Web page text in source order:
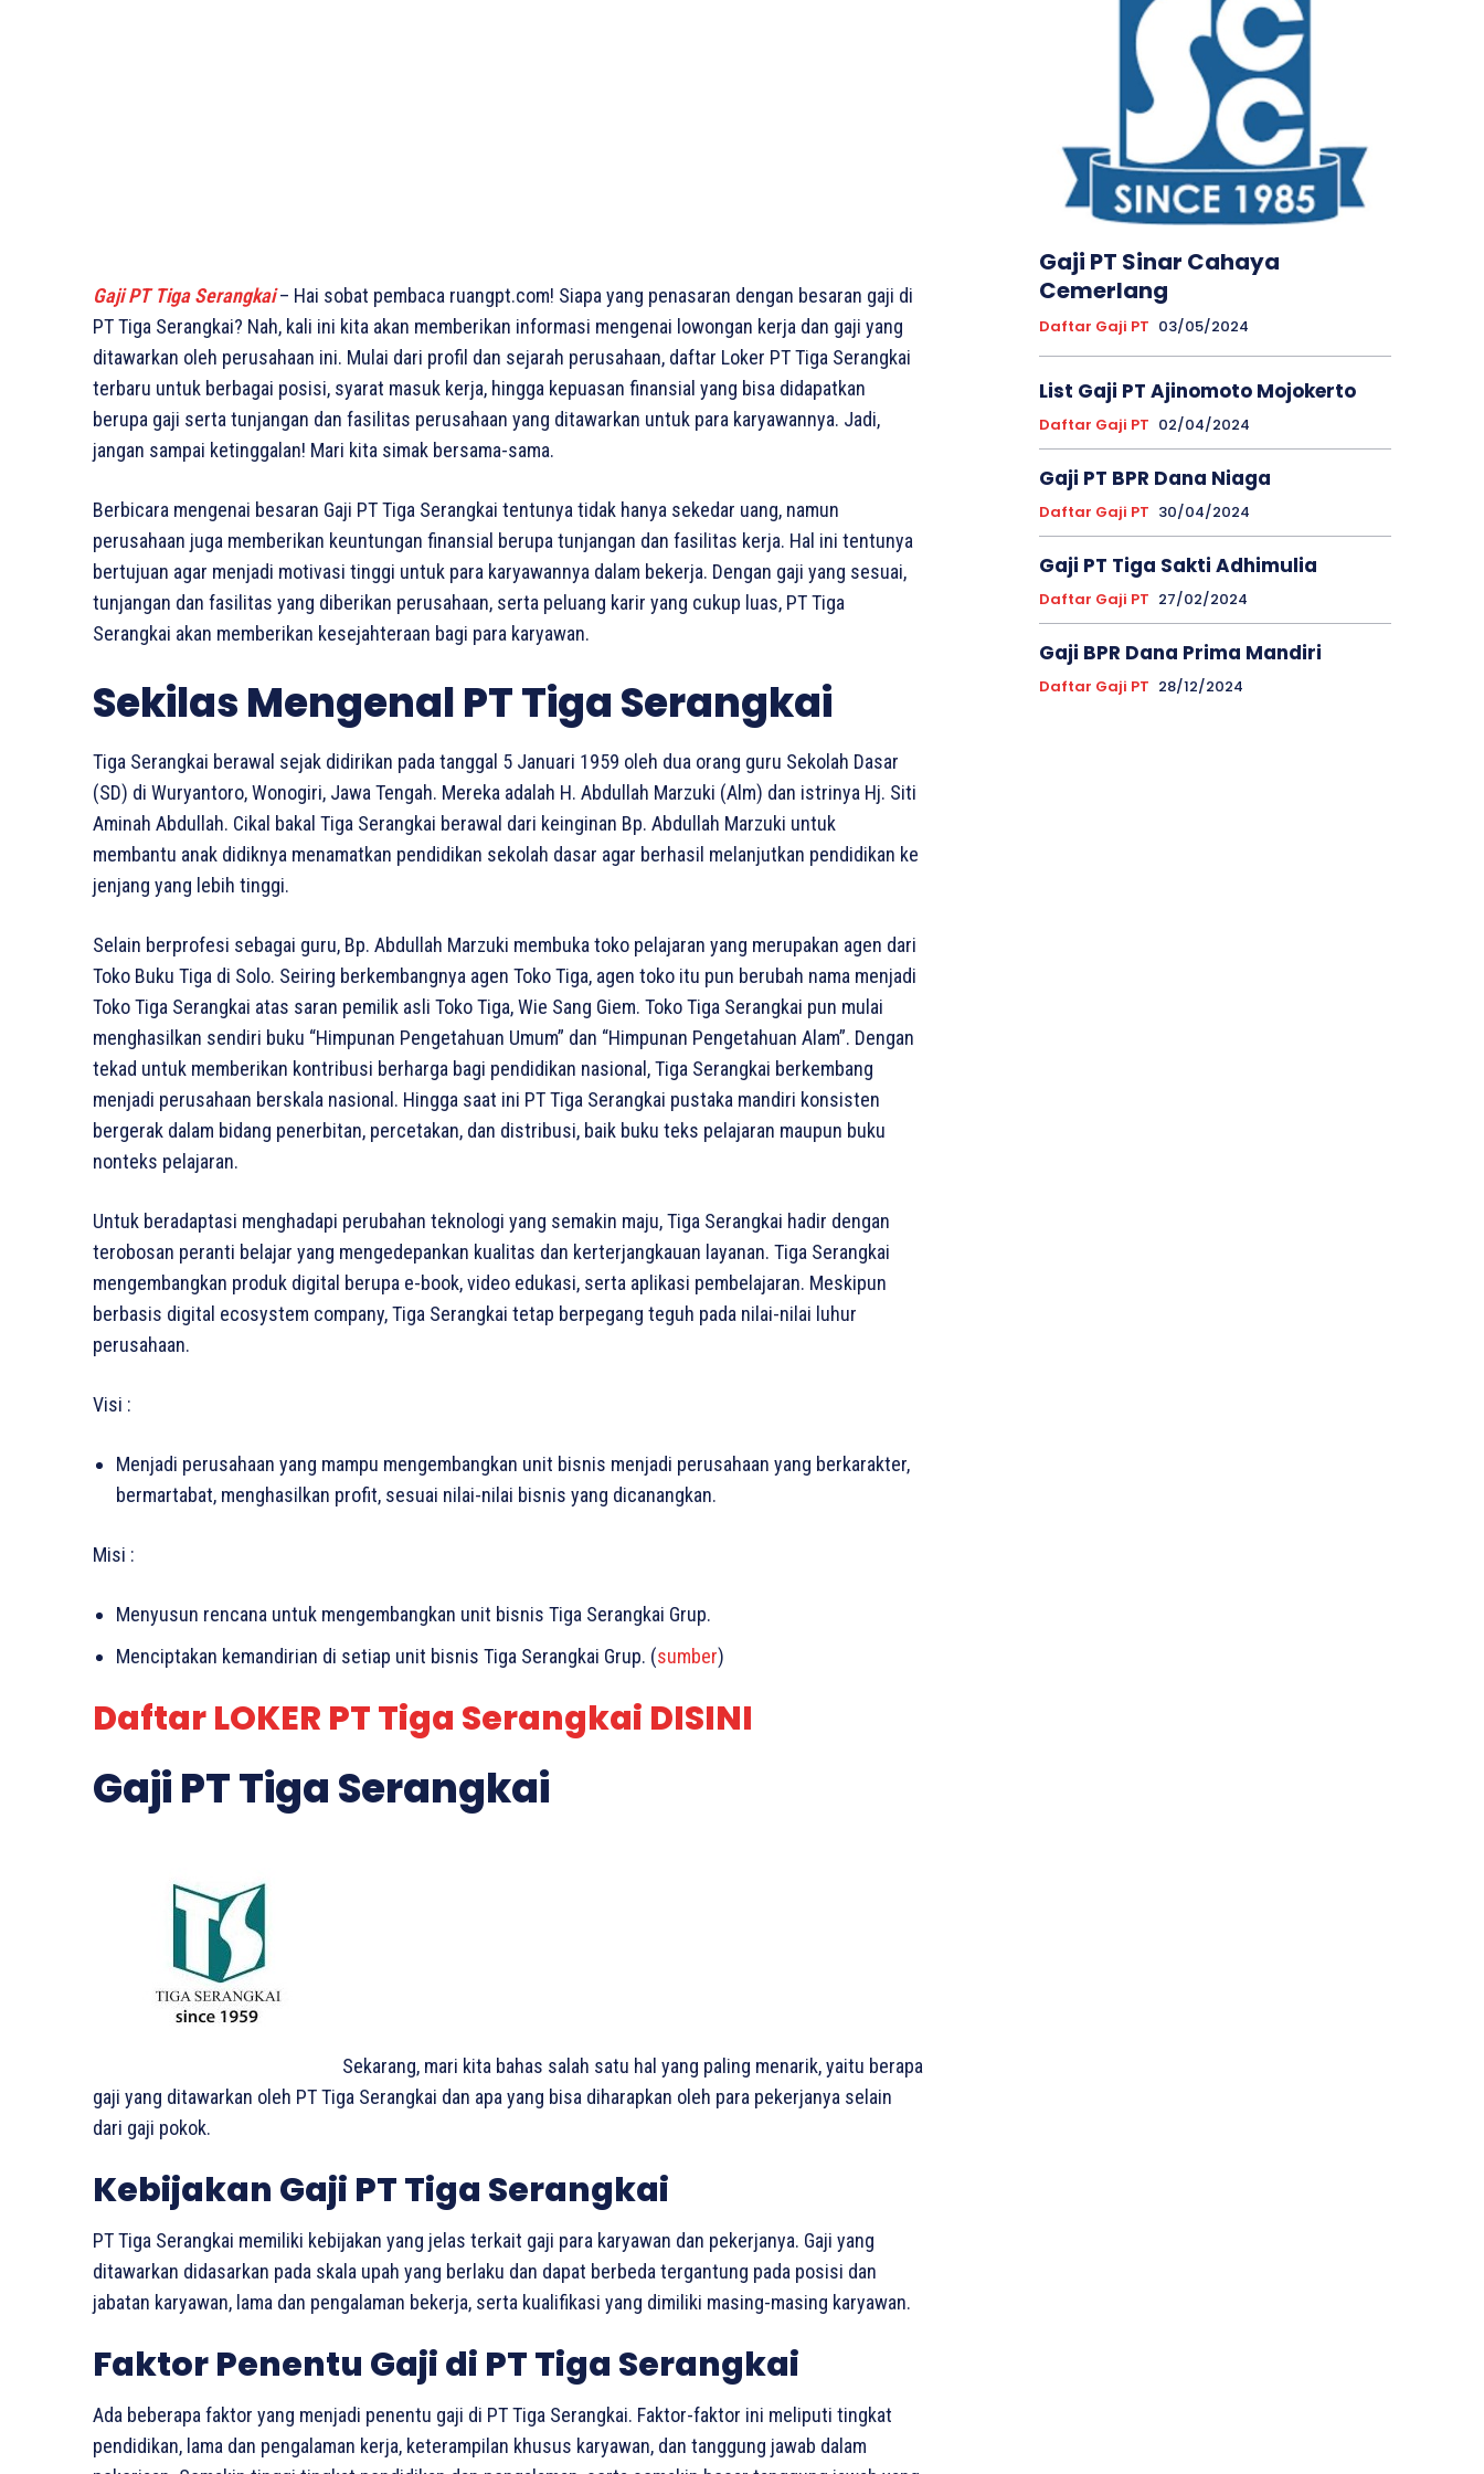
Gaji PT Tiga Serangkai– Hai sobat pembaca ruangpt.com! Siapa yang penasaran dengan besaran gaji di
PT Tiga Serangkai? Nah, kali ini kita akan memberikan informasi mengenai lowongan kerja dan gaji yang
ditawarkan oleh perusahaan ini. Mulai dari profil dan sejarah perusahaan, daftar Loker PT Tiga Serangkai
terbaru untuk berbagai posisi, syarat masuk kerja, hingga kepuasan finansial yang bisa didapatkan
berupa gaji serta tunjangan dan fasilitas perusahaan yang ditawarkan untuk para karyawannya. Jadi,
jangan sampai ketinggalan! Mari kita simak bersama-sama.
Berbicara mengenai besaran Gaji PT Tiga Serangkai tentunya tidak hanya sekedar uang, namun
perusahaan juga memberikan keuntungan finansial berupa tunjangan dan fasilitas kerja. Hal ini tentunya
bertujuan agar menjadi motivasi tinggi untuk para karyawannya dalam bekerja. Dengan gaji yang sesuai,
tunjangan dan fasilitas yang diberikan perusahaan, serta peluang karir yang cukup luas, PT Tiga
Serangkai akan memberikan kesejahteraan bagi para karyawan.
Sekilas Mengenal PT Tiga Serangkai
Tiga Serangkai berawal sejak didirikan pada tanggal 5 Januari 1959 oleh dua orang guru Sekolah Dasar
(SD) di Wuryantoro, Wonogiri, Jawa Tengah. Mereka adalah H. Abdullah Marzuki (Alm) dan istrinya Hj. Siti
Aminah Abdullah. Cikal bakal Tiga Serangkai berawal dari keinginan Bp. Abdullah Marzuki untuk
membantu anak didiknya menamatkan pendidikan sekolah dasar agar berhasil melanjutkan pendidikan ke
jenjang yang lebih tinggi.
Selain berprofesi sebagai guru, Bp. Abdullah Marzuki membuka toko pelajaran yang merupakan agen dari
Toko Buku Tiga di Solo. Seiring berkembangnya agen Toko Tiga, agen toko itu pun berubah nama menjadi
Toko Tiga Serangkai atas saran pemilik asli Toko Tiga, Wie Sang Giem. Toko Tiga Serangkai pun mulai
menghasilkan sendiri buku “Himpunan Pengetahuan Umum” dan “Himpunan Pengetahuan Alam”. Dengan
tekad untuk memberikan kontribusi berharga bagi pendidikan nasional, Tiga Serangkai berkembang
menjadi perusahaan berskala nasional. Hingga saat ini PT Tiga Serangkai pustaka mandiri konsisten
bergerak dalam bidang penerbitan, percetakan, dan distribusi, baik buku teks pelajaran maupun buku
nonteks pelajaran.
Untuk beradaptasi menghadapi perubahan teknologi yang semakin maju, Tiga Serangkai hadir dengan
terobosan peranti belajar yang mengedepankan kualitas dan kerterjangkauan layanan. Tiga Serangkai
mengembangkan produk digital berupa e-book, video edukasi, serta aplikasi pembelajaran. Meskipun
berbasis digital ecosystem company, Tiga Serangkai tetap berpegang teguh pada nilai-nilai luhur
perusahaan.
Visi :
Menjadi perusahaan yang mampu mengembangkan unit bisnis menjadi perusahaan yang berkarakter,
bermartabat, menghasilkan profit, sesuai nilai-nilai bisnis yang dicanangkan.
Misi :
Menyusun rencana untuk mengembangkan unit bisnis Tiga Serangkai Grup.
Menciptakan kemandirian di setiap unit bisnis Tiga Serangkai Grup. (sumber)
Daftar LOKER PT Tiga Serangkai DISINI
Gaji PT Tiga Serangkai
Sekarang, mari kita bahas salah satu hal yang paling menarik, yaitu berapa
gaji yang ditawarkan oleh PT Tiga Serangkai dan apa yang bisa diharapkan oleh para pekerjanya selain
dari gaji pokok.
Kebijakan Gaji PT Tiga Serangkai
PT Tiga Serangkai memiliki kebijakan yang jelas terkait gaji para karyawan dan pekerjanya. Gaji yang
ditawarkan didasarkan pada skala upah yang berlaku dan dapat berbeda tergantung pada posisi dan
jabatan karyawan, lama dan pengalaman bekerja, serta kualifikasi yang dimiliki masing-masing karyawan.
Faktor Penentu Gaji di PT Tiga Serangkai
Ada beberapa faktor yang menjadi penentu gaji di PT Tiga Serangkai. Faktor-faktor ini meliputi tingkat
pendidikan, lama dan pengalaman kerja, keterampilan khusus karyawan, dan tanggung jawab dalam
Gaji PT Sinar Cahaya
Cemerlang
Daftar Gaji PT 03/05/2024
List Gaji PT Ajinomoto Mojokerto
Daftar Gaji PT 02/04/2024
Gaji PT BPR Dana Niaga
Daftar Gaji PT 30/04/2024
Gaji PT Tiga Sakti Adhimulia
Daftar Gaji PT 27/02/2024
Gaji BPR Dana Prima Mandiri
Daftar Gaji PT 28/12/2024